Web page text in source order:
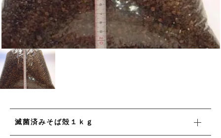
滅菌済みそば殻１ｋｇ
ショッピングを続ける
カートを確認する
そば茶
そば粉
そば殻
そば道具
キクイモチップス
そば殻
そば道具
子カテゴリ
価格帯
在庫あり セール